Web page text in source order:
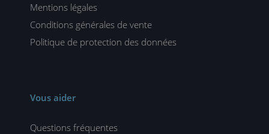
Mentions légales
Conditions générales de vente
Politique de protection des données
Vous aider
Questions fréquentes